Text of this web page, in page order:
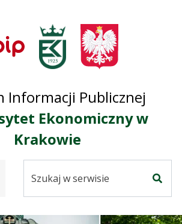
Przejdź do
menu
do treści
do mapy
serwisu
Informacji Publicznej
Ekonomiczny w
Krakowie
dostosowania
serwisie